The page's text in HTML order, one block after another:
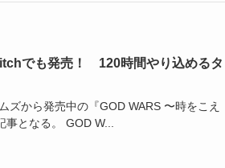
でも発売！ 120時間やり込めるタ
から発売中の『GOD WARS 〜時をこえ
となる。 GOD W...